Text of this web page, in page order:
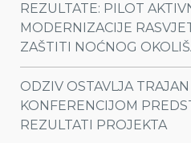
REZULTATE: PILOT
MODERNIZACIJE
ZAŠTITI NOĆNOG
ODZIV OSTAVLJA
KONFERENCIJOM
REZULTATI PROJEKTA